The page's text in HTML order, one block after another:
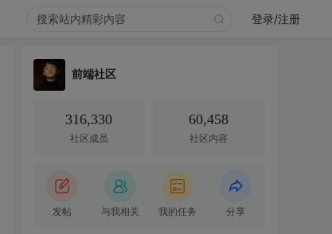
登录/注册
前端社区
316,330
社区成员
60,458
社区内容
发帖 与我相关 我的任务 分享